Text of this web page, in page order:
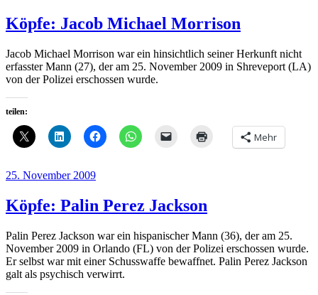
Köpfe: Jacob Michael Morrison
Jacob Michael Morrison war ein hinsichtlich seiner Herkunft nicht
erfasster Mann (27), der am 25. November 2009 in Shreveport (LA)
von der Polizei erschossen wurde.
teilen:
Mehr
Veröffentlicht
25. November 2009
Köpfe: Palin Perez Jackson
Palin Perez Jackson war ein hispanischer Mann (36), der am 25.
November 2009 in Orlando (FL) von der Polizei erschossen wurde.
Er selbst war mit einer Schusswaffe bewaffnet. Palin Perez Jackson
galt als psychisch verwirrt.